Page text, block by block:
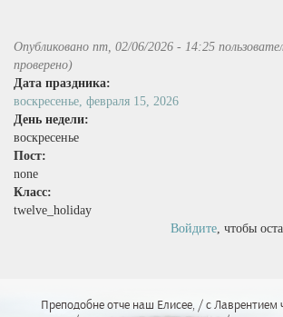
Опубликовано пт, 02/06/2026 - 14:25
проверено)
Дата праздника:
воскресенье, февраля 15, 2026
День недели:
воскресенье
Пост:
none
Класс:
twelve_holiday
Войдите, чтобы
Преподобне отче наш Елисее, / с Лаврентием